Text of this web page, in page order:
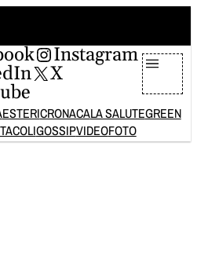
Instagram
X
ESTERICRONACALA SALUTEGREEN
GOSSIPVIDEOFOTO